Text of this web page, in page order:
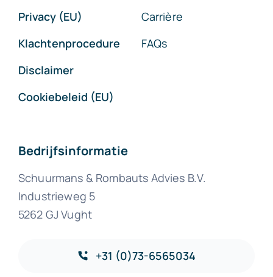
Privacy (EU)
Klachtenprocedure
Disclaimer
Cookiebeleid (EU)
Carrière
FAQs
Bedrijfsinformatie
Schuurmans & Rombauts Advies B.V.
Industrieweg 5
5262 GJ Vught
+31 (0)73-6565034